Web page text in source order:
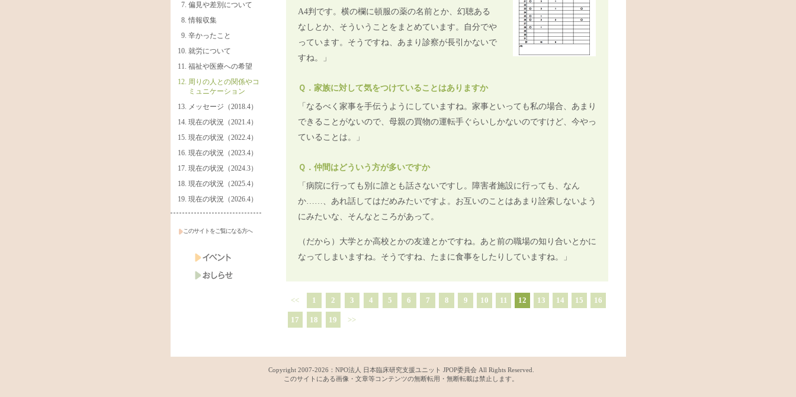
偏見や差別について
情報収集
辛かったこと
就労について
福祉や医療への希望
周りの人との関係やコ
ミュニケーション
メッセージ（2018.4）
現在の状況（2021.4）
現在の状況（2022.4）
現在の状況（2023.4）
現在の状況（2024.3）
現在の状況（2025.4）
現在の状況（2026.4）
このサイトをご覧になる方へ
A4判です。横の欄に頓服の薬の名前とか、幻聴ある
なしとか、そういうことをまとめています。自分でや
っています。そうですね、あまり診察が長引かないで
すね。」
Ｑ．家族に対して気をつけていることはありますか
「なるべく家事を手伝うようにしていますね。家事といっても私の場合、あまり
できることがないので、母親の買物の運転手ぐらいしかないのですけど、今やっ
ていることは。」
Ｑ．仲間はどういう方が多いですか
「病院に行っても別に誰とも話さないですし。障害者施設に行っても、なん
か……、あれ話してはだめみたいですよ。お互いのことはあまり詮索しないよう
にみたいな、そんなところがあって。
（だから）大学とか高校とかの友達とかですね。あと前の職場の知り合いとかに
なってしまいますね。そうですね、たまに食事をしたりしていますね。」
<< 1 2 3 4 5 6 7 8 9 10 11 12 13 14 15 16
17 18 19 >>
Copyright 2007-2026： NPO法人 日本臨床研究支援ユニット JPOP委員会All Rights Reserved.
このサイトにある画像・文章等コンテンツの無断転用・無断転載は禁止します。